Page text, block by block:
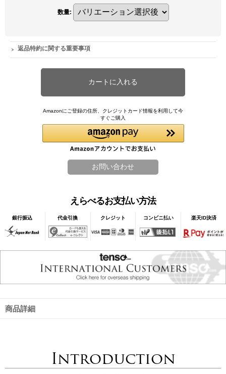
数量:
返品特約に関する重要事項
Amazonにご登録の住所、クレジットカード情報を利用して今
すぐご購入
えらべるお支払い方法
銀行振込 代金引換 クレジット コンビニ払い 楽天ID決済
商品詳細
Introduction